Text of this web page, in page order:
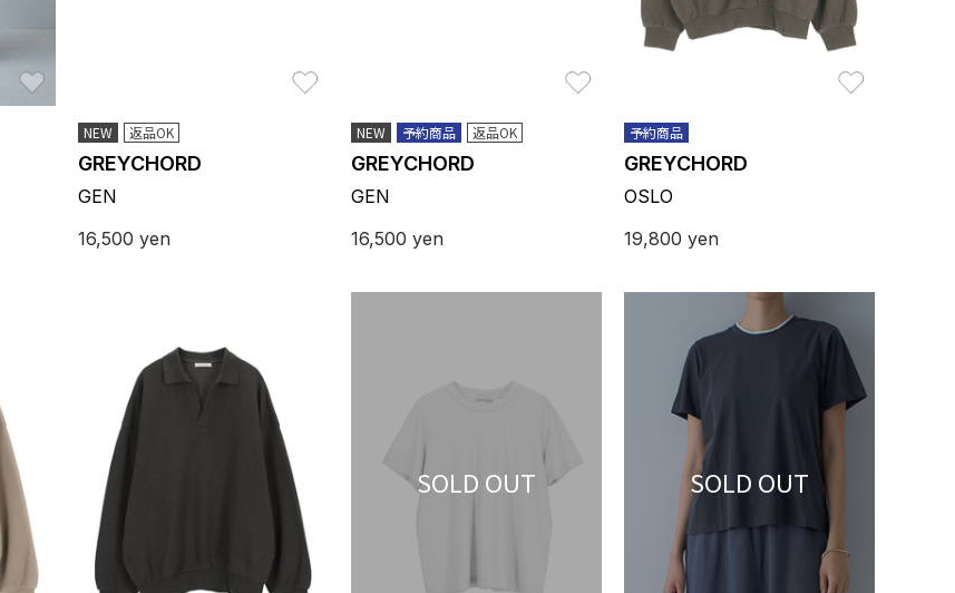
NEW 返品OK
GREYCHORD
GEN
16,500 yen
NEW 予約商品 返品OK
GREYCHORD
GEN
16,500 yen
予約商品
GREYCHORD
OSLO
19,800 yen
SOLD OUT SOLD OUT